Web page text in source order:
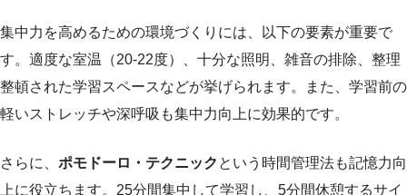
集中力を高めるための環境づくりには、以下の要素が重要で
す。適度な室温（20-22度）、十分な照明、雑音の排除、整理
整頓された学習スペースなどが挙げられます。また、学習前の
軽いストレッチや深呼吸も集中力向上に効果的です。
さらに、 ポモドーロ・テクニック という時間管理法も記憶力向
上に役立ちます。25分間集中して学習し、5分間休憩するサイ